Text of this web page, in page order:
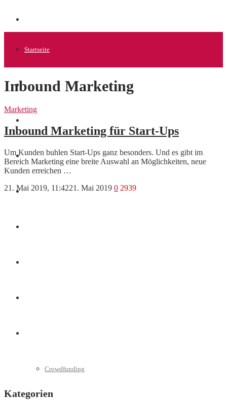
Startseite
Allgemein
News
Finanzen
Crowdfunding
Inbound Marketing
Marketing
Inbound Marketing für Start-Ups
Um Kunden buhlen Start-Ups ganz besonders. Und es gibt im
Bereich Marketing eine breite Auswahl an Möglichkeiten, neue
Kunden erreichen …
21. Mai 2019, 11:4221. Mai 2019 0 2939
Kategorien